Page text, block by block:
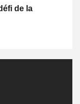
de la